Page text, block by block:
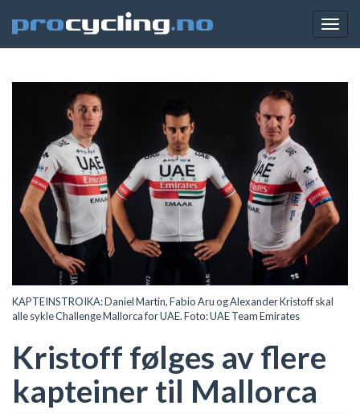
KAPTEINSTROIKA: Daniel Martin, Fabio Aru og Alexander Kristoff skal
alle sykle Challenge Mallorca for UAE. Foto: UAE Team Emirates
Kristoff følges av flere
kapteiner til Mallorca